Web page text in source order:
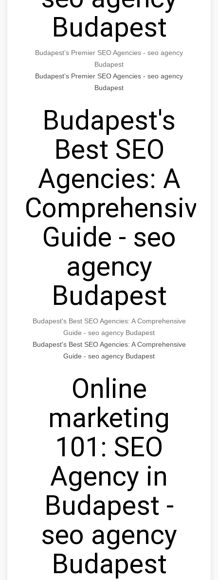
Budapest
Budapest’s Premier SEO Agencies - seo agency
Budapest
Budapest’s Premier SEO Agencies - seo agency
Budapest
Budapest's
Best SEO
Agencies: A
Comprehensive
Guide - seo
agency
Budapest
Budapest's Best SEO Agencies: A Comprehensive
Guide - seo agency Budapest
Budapest's Best SEO Agencies: A Comprehensive
Guide - seo agency Budapest
Online
marketing
101: SEO
Agency in
Budapest -
seo agency
Budapest